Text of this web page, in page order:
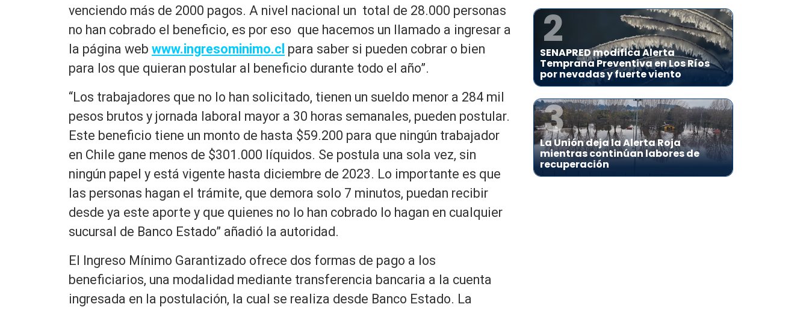
venciendo más de 2000 pagos. A nivel nacional un total de 28.000 personas
no han cobrado el beneficio, es por eso que hacemos un llamado a ingresar a
la página web www.ingresominimo.cl para saber si pueden cobrar o bien
para los que quieran postular al beneficio durante todo el año”.
“Los trabajadores que no lo han solicitado, tienen un sueldo menor a 284 mil
pesos brutos y jornada laboral mayor a 30 horas semanales, pueden postular.
Este beneficio tiene un monto de hasta $59.200 para que ningún trabajador
en Chile gane menos de $301.000 líquidos. Se postula una sola vez, sin
ningún papel y está vigente hasta diciembre de 2023. Lo importante es que
las personas hagan el trámite, que demora solo 7 minutos, puedan recibir
desde ya este aporte y que quienes no lo han cobrado lo hagan en cualquier
sucursal de Banco Estado” añadió la autoridad.
El Ingreso Mínimo Garantizado ofrece dos formas de pago a los
beneficiarios, una modalidad mediante transferencia bancaria a la cuenta
ingresada en la postulación, la cual se realiza desde Banco Estado. La
2
SENAPRED modifica Alerta
Temprana Preventiva en Los Ríos
por nevadas y fuerte viento
3
La Unión deja la Alerta Roja
mientras continúan labores de
recuperación